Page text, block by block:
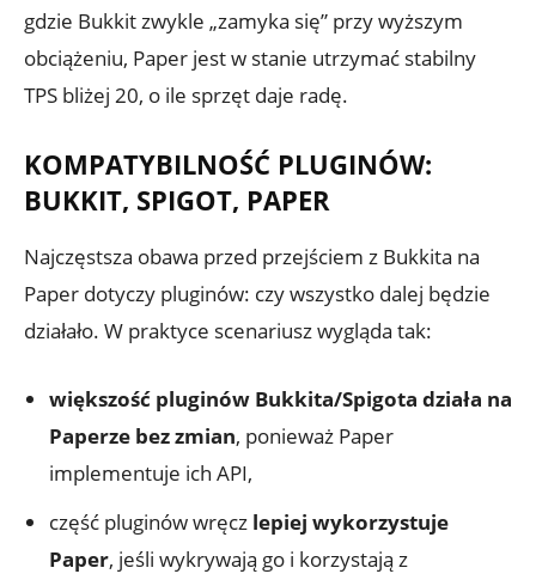
gdzie Bukkit zwykle „zamyka się” przy wyższym
obciążeniu, Paper jest w stanie utrzymać stabilny
TPS bliżej 20, o ile sprzęt daje radę.
KOMPATYBILNOŚĆ PLUGINÓW:
BUKKIT, SPIGOT, PAPER
Najczęstsza obawa przed przejściem z Bukkita na
Paper dotyczy pluginów: czy wszystko dalej będzie
działało. W praktyce scenariusz wygląda tak:
większość pluginów Bukkita/Spigota działa na
Paperze bez zmian, ponieważ Paper
implementuje ich API,
część pluginów wręcz lepiej wykorzystuje
Paper, jeśli wykrywają go i korzystają z